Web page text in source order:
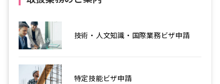
技術・人文知識・国際業務ビザ申請
特定技能ビザ申請